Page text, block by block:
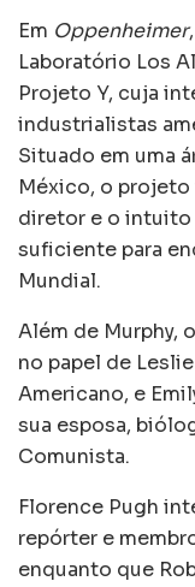
Em Oppenheimer
Laboratório Los
Projeto Y, cuja
industrialistas
Situado em uma
México, o
diretor e o intuito
suficiente para
Mundial.
Além de Murphy,
no papel de
Americano, e
sua esposa,
Comunista.
Florence Pugh
repórter e
enquanto que